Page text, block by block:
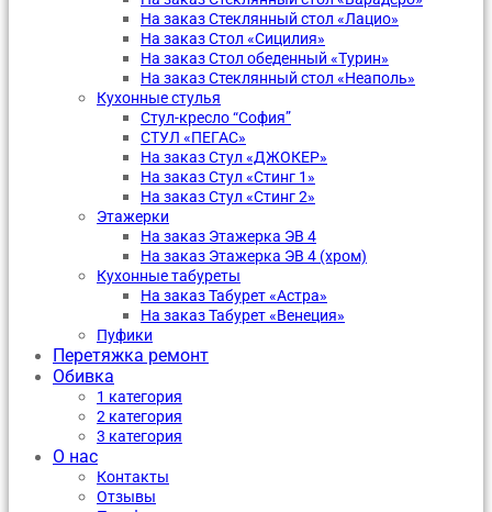
На заказ Стеклянный стол «Лацио»
На заказ Стол «Сицилия»
На заказ Стол обеденный «Турин»
На заказ Стеклянный стол «Неаполь»
Кухонные стулья
Стул-кресло “София”
CТУЛ «ПЕГАС»
На заказ Стул «ДЖОКЕР»
На заказ Стул «Стинг 1»
На заказ Стул «Стинг 2»
Этажерки
На заказ Этажерка ЭВ 4
На заказ Этажерка ЭВ 4 (хром)
Кухонные табуреты
На заказ Табурет «Астра»
На заказ Табурет «Венеция»
Пуфики
Перетяжка ремонт
Обивка
1 категория
2 категория
3 категория
О нас
Контакты
Отзывы